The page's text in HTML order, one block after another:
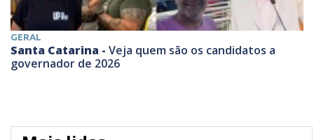
GERAL
Santa Catarina - Veja quem são os candidatos a
governador de 2026